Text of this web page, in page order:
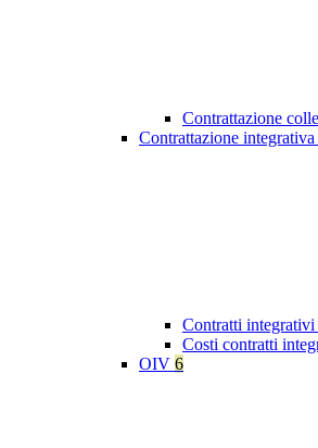
Contrattazione
Contrattazione integrativa
Contratti integrativi
Costi contratti
OIV 6